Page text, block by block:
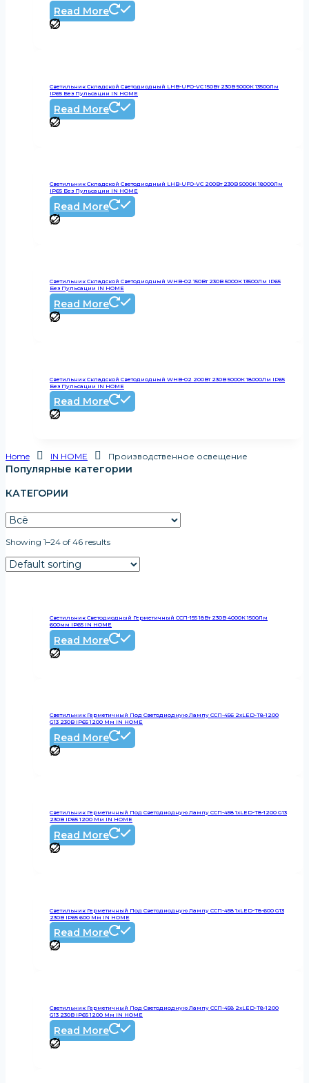
Read More
Светильник Складской Светодиодный LHB-UFO-VC 150Вт 230В 5000К 13500Лм
IP65 Без Пульсации IN HOME
Read More
Светильник Складской Светодиодный LHB-UFO-VC 200Вт 230В 5000К 18000Лм
IP65 Без Пульсации IN HOME
Read More
Светильник Складской Светодиодный WHB-02 150Вт 230В 5000К 13500Лм IP65
Без Пульсации IN HOME
Read More
Светильник Складской Светодиодный WHB-02 200Вт 230В 5000К 18000Лм IP65
Без Пульсации IN HOME
Read More
Home IN HOME Производственное освещение
Популярные категории
КАТЕГОРИИ
Showing 1–24 of 46 results
Cветильник Светодиодный Герметичный ССП-155 18Вт 230В 4000К 1500Лм
600мм IP65 IN HOME
Read More
Светильник Герметичный Под Светодиодную Лампу ССП-456 2xLED-Т8-1200
G13 230В IP65 1200 Мм IN HOME
Read More
Светильник Герметичный Под Светодиодную Лампу ССП-458 1xLED-Т8-1200 G13
230В IP65 1200 Мм IN HOME
Read More
Светильник Герметичный Под Светодиодную Лампу ССП-458 1xLED-Т8-600 G13
230В IP65 600 Мм IN HOME
Read More
Светильник Герметичный Под Светодиодную Лампу ССП-458 2xLED-Т8-1200
G13 230В IP65 1200 Мм IN HOME
Read More